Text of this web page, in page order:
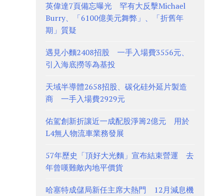
英偉達7頁備忘曝光 罕有大反擊Michael
Burry、「6100億美元舞弊」、「折舊年
期」質疑
遇見小麵2408招股 一手入場費3556元、
引入海底撈等為基投
天域半導體2658招股、碳化硅外延片製造
商 一手入場費2929元
佑駕創新折讓近一成配股淨籌2億元 用於
L4無人物流車業務發展
57年歷史「頂好大光麵」宣布結束營運 去
年曾嘆難敵內地平價貨
哈塞特成儲局新任主席大熱門 12月減息機